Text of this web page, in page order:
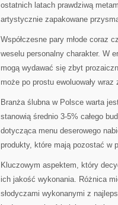
ostatnich latach prawdziwą
artystycznie zapakowane
Współczesne pary młode coraz
weselu personalny charakter. W
mogą wydawać się zbyt
może po prostu ewoluowały
Branża ślubna w Polsce warta
stanowią średnio 3-5% całego
dotycząca menu deserowego
produkty, które mają pozostać w
Kluczowym aspektem, który
ich jakość wykonania. Różnica
słodyczami wykonanymi z